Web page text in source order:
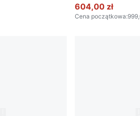
604,00 zł
Cena początkowa: